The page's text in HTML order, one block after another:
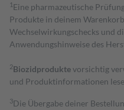
1 Eine pharmazeutische
Produkte in deinem
Wechselwirkungschecks und
Anwendungshinweise des
2Biozidproduktevorsichtig
und Produktinformationen
3Die Übergabe deiner